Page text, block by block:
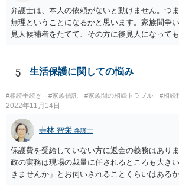
弁護士は、本人の依頼がないと動けません。つ
無理ということになるかと思います。家族間争
見人候補者をたてて、その方に後見人になって
5 生活保護に関しての悩み
#相続手続き #家族信託 #家族間の相続トラブル #相続
2022年11月14日
寺林 智栄 弁護士
保護費を受給していない方に返金の義務はあり
政の実務は現場の裁量に任されるところも大き
きませんか」とお伺いされることくらいはある